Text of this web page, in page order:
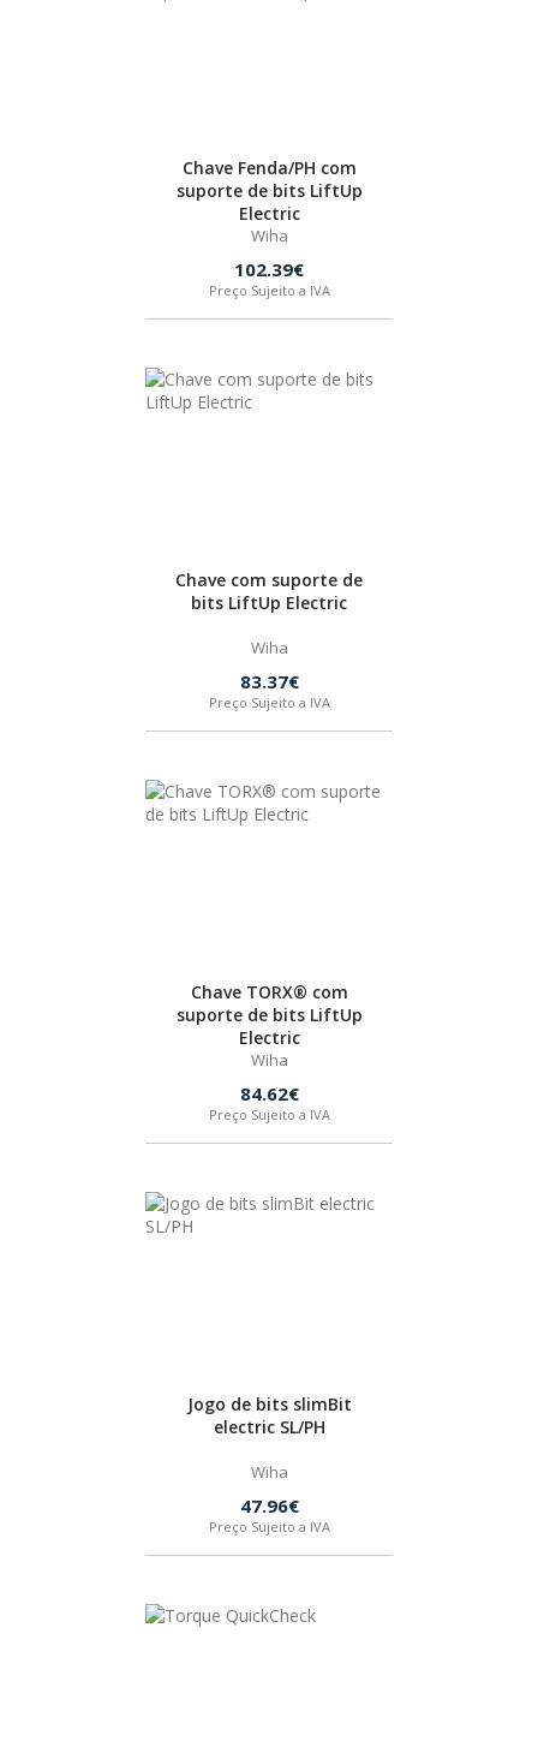
Chave Fenda/PH com
suporte de bits LiftUp
Electric
Wiha
102.39€
Preço Sujeito a IVA
Chave com suporte de
bits LiftUp Electric
Wiha
83.37€
Preço Sujeito a IVA
Chave TORX® com
suporte de bits LiftUp
Electric
Wiha
84.62€
Preço Sujeito a IVA
Jogo de bits slimBit
electric SL/PH
Wiha
47.96€
Preço Sujeito a IVA